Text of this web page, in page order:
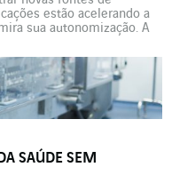
estão acelerando a
sua autonomização. A
da automação. A
muitas vantagens ao
SAÚDE SEM